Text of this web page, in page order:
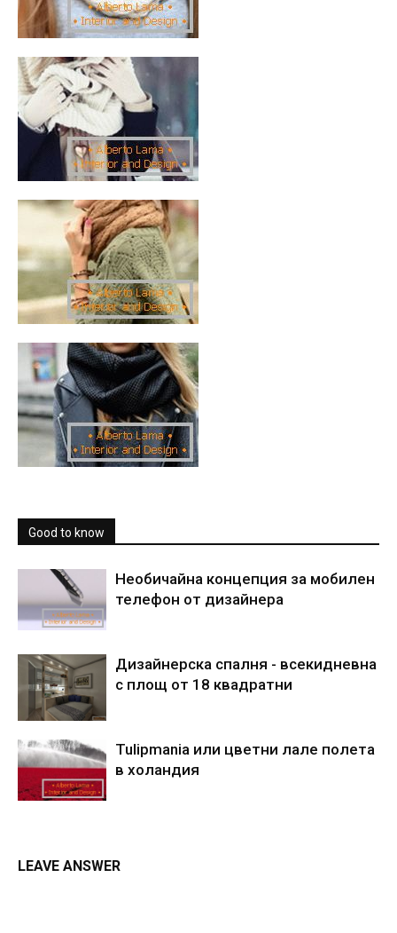
Good to know
Необичайна концепция за мобилен
телефон от дизайнера
Дизайнерска спалня - всекидневна
с площ от 18 квадратни
Tulipmania или цветни лале полета
в холандия
LEAVE ANSWER